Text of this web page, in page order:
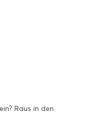
Raus in den